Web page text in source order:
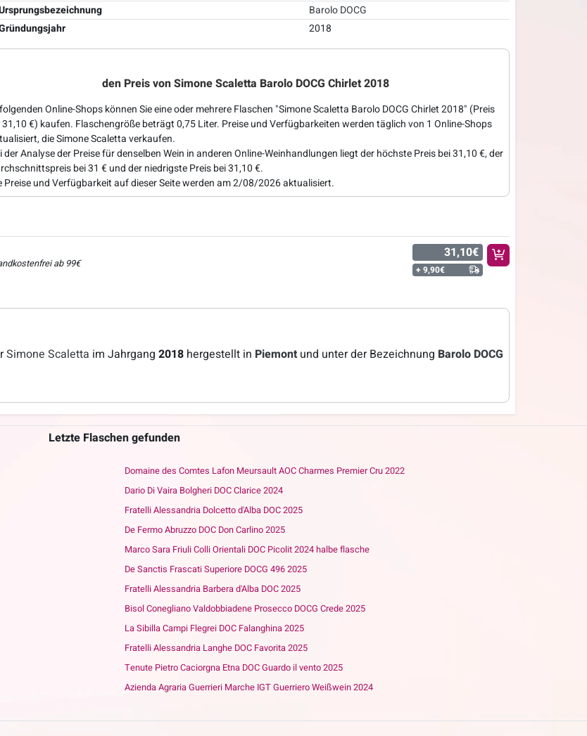
Barolo DOCG
2018
den Preis von Simone Scaletta Barolo DOCG Chirlet 2018
Online-Shops können Sie eine oder mehrere Flaschen "Simone Scaletta Barolo DOCG Chirlet 2018" (Preis
€) kaufen. Flaschengröße beträgt 0,75 Liter. Preise und Verfügbarkeiten werden täglich von 1 Online-Shops
die Simone Scaletta verkaufen.
der Analyse der Preise für denselben Wein in anderen Online-Weinhandlungen liegt der höchste Preis bei 31,10 €, der
bei 31 € und der niedrigste Preis bei 31,10 €.
Preise und Verfügbarkeit auf dieser Seite werden am 2/08/2026 aktualisiert.
ab 99€
31,10€
+ 9,90€
Simone Scaletta im Jahrgang 2018 hergestellt in Piemontund unter der Bezeichnung Barolo DOCG
Letzte Flaschen gefunden
Domaine des Comtes Lafon Meursault AOC Charmes Premier Cru 2022
Dario Di Vaira Bolgheri DOC Clarice 2024
Fratelli Alessandria Dolcetto d'Alba DOC 2025
De Fermo Abruzzo DOC Don Carlino 2025
Marco Sara Friuli Colli Orientali DOC Picolit 2024 halbe flasche
De Sanctis Frascati Superiore DOCG 496 2025
Fratelli Alessandria Barbera d'Alba DOC 2025
Bisol Conegliano Valdobbiadene Prosecco DOCG Crede 2025
La Sibilla Campi Flegrei DOC Falanghina 2025
Fratelli Alessandria Langhe DOC Favorita 2025
Tenute Pietro Caciorgna Etna DOC Guardo il vento 2025
Azienda Agraria Guerrieri Marche IGT Guerriero Weißwein 2024